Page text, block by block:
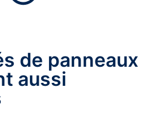
de panneaux
aussi